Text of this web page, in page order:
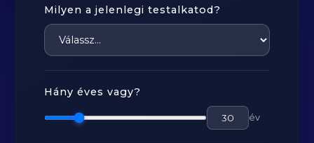
Milyen a jelenlegi testalkatod?
Hány éves vagy?
év